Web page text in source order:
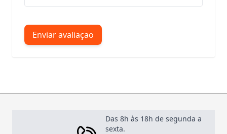
Enviar avaliaçao
Das 8h às 18h de segunda a
sexta.